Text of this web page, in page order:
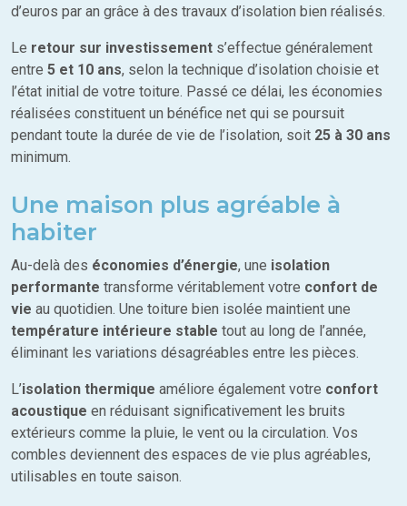
d’euros par an grâce à des travaux d’isolation bien réalisés.
Le retour sur investissement s’effectue généralement
entre 5 et 10 ans, selon la technique d’isolation choisie et
l’état initial de votre toiture. Passé ce délai, les économies
réalisées constituent un bénéfice net qui se poursuit
pendant toute la durée de vie de l’isolation, soit 25 à 30 ans
minimum.
Une maison plus agréable à
habiter
Au-delà des économies d’énergie, une isolation
performante transforme véritablement votre confort de
vie au quotidien. Une toiture bien isolée maintient une
température intérieure stable tout au long de l’année,
éliminant les variations désagréables entre les pièces.
L’isolation thermique améliore également votre confort
acoustique en réduisant significativement les bruits
extérieurs comme la pluie, le vent ou la circulation. Vos
combles deviennent des espaces de vie plus agréables,
utilisables en toute saison.